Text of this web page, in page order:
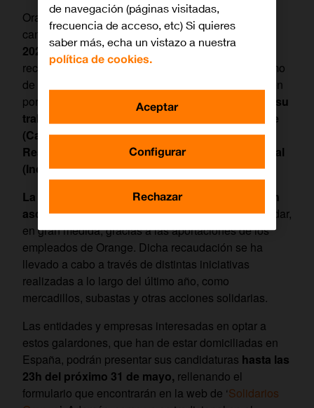
Orange ha abierto esta semana el periodo de
candidaturas de sus“Premios Solidarios Orange
2023”, que en esta duodécima edición volverán a
reconocer la labor de empresas, entidades sin ánimo
de lucro, fundaciones y asociaciones que destaquen
por su labor para
reducir diferencias, a través de su
trabajo en ámbitos tales como el medioambiente
(Cambio Climático); el espacio educativo (Uso
Responsable de la Tecnología); y el ámbito social
(Inclusión digital).
La dotación total de los premios en esta ocasión
asciende a 90.000€, cifra que se ha logrado recaudar,
en gran medida, gracias a las aportaciones de los
empleados de Orange. Dicha recaudación se ha
llevado a cabo a través de distintas iniciativas
realizadas a lo largo del último año, como
mercadillos, subastas y otras acciones solidarias.
Las entidades y empresas interesadas en optar a
estos galardones, que han de estar domiciliadas en
España, podrán presentar sus candidaturas hasta las
23h del próximo 31 de mayo, rellenando el
formulario que encontrarán en la web de ‘Solidarios
de navegación (páginas visitadas,
frecuencia de acceso, etc) Si quieres
saber más, echa un vistazo a nuestra
política de cookies.
Configurar
Rechazar
Aceptar